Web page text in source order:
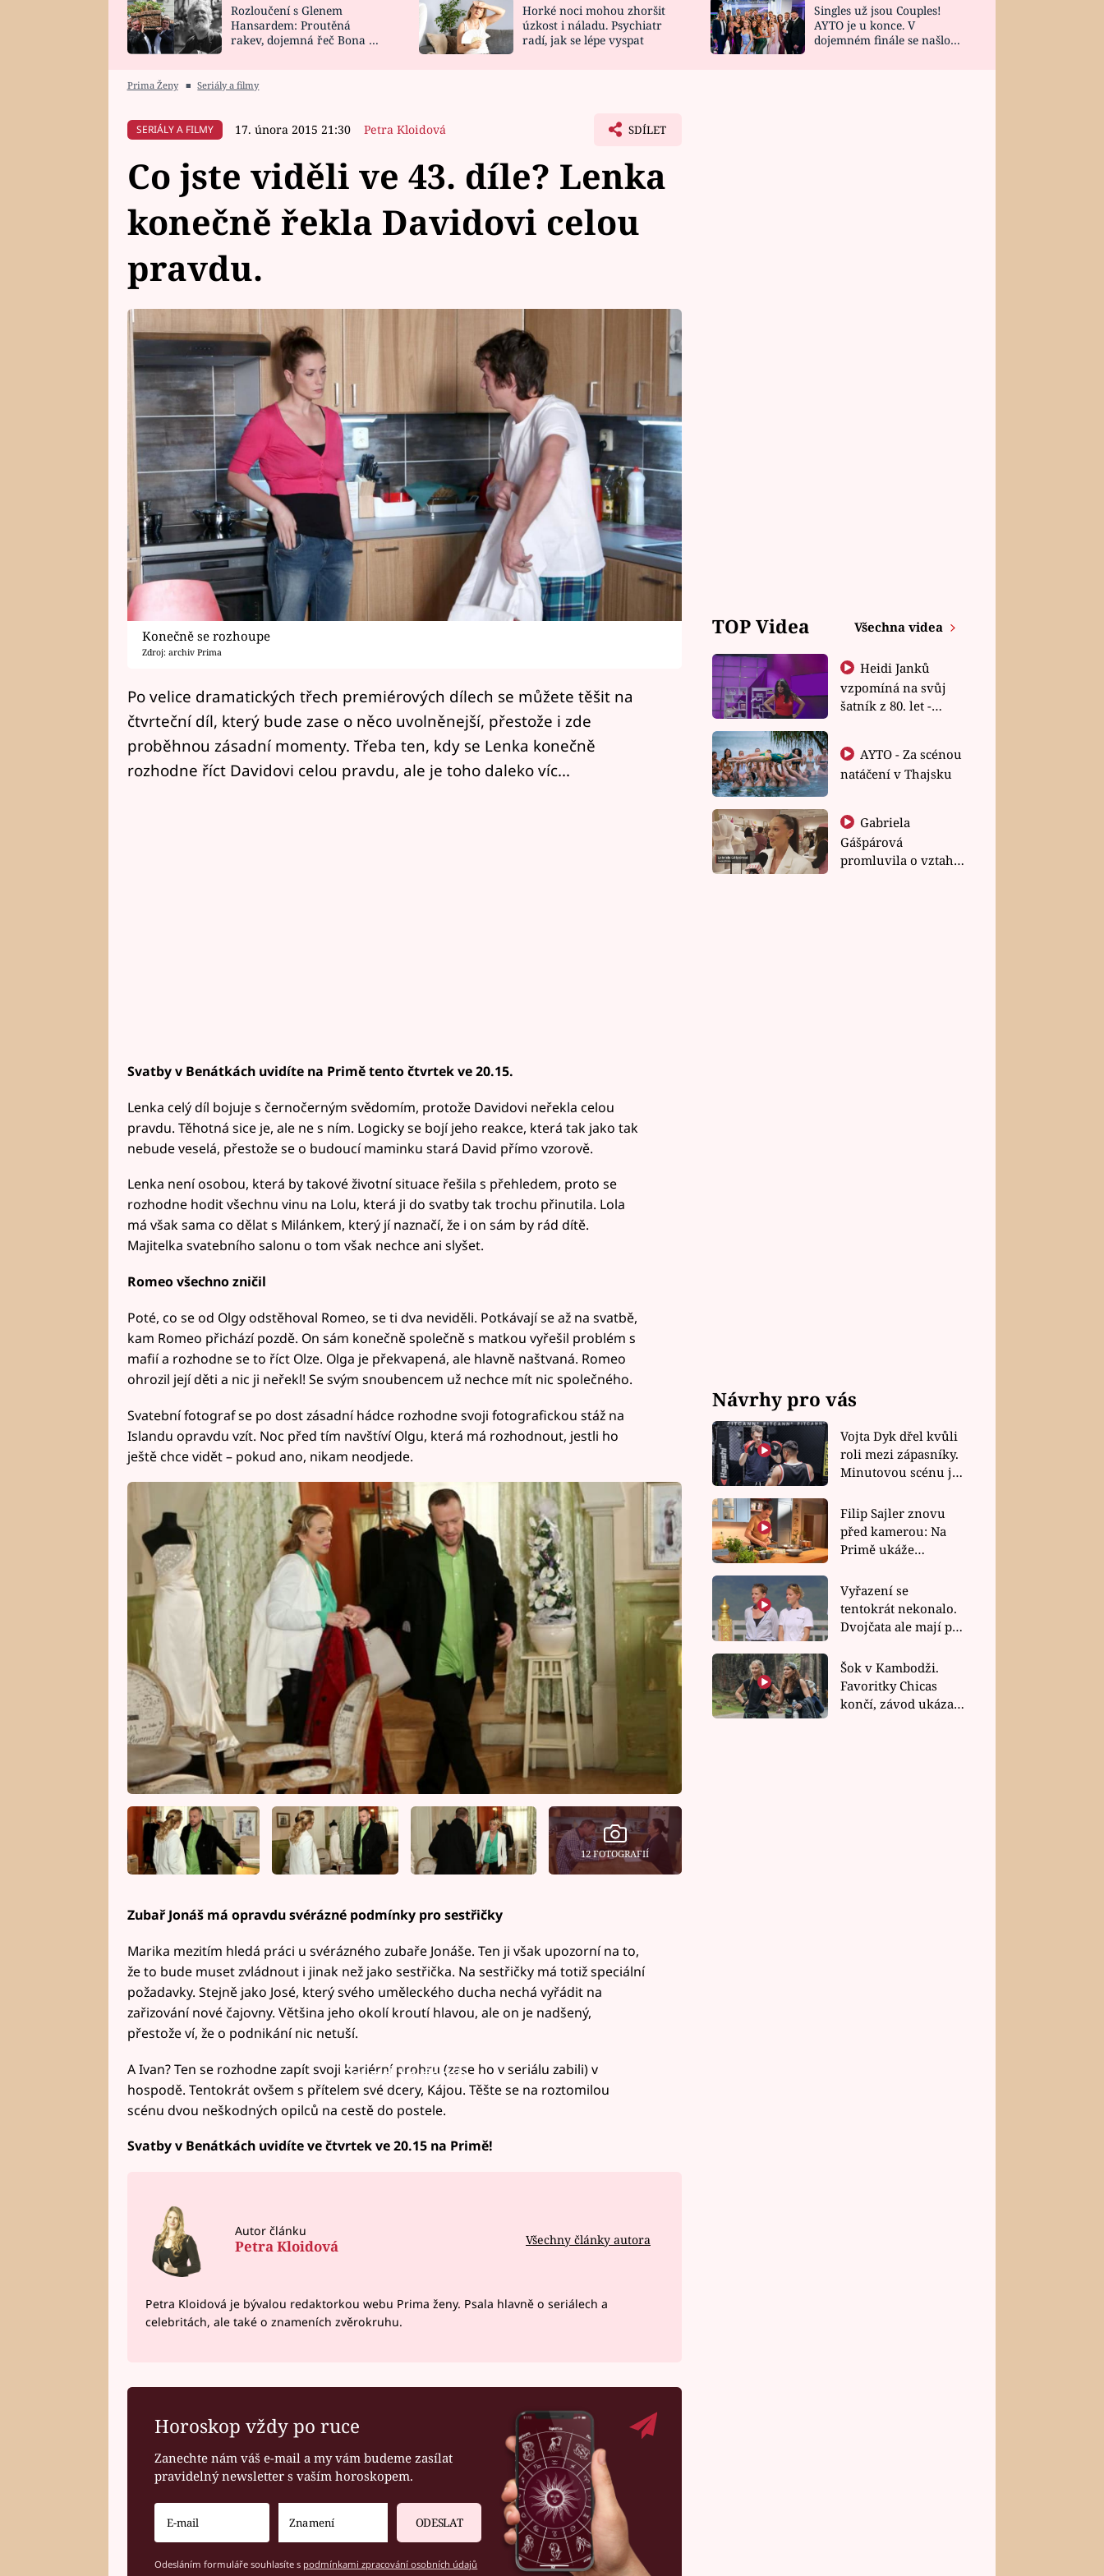
HOROSKOP NA
CELEBRITY
VAŘENÍ
NOVINKY
VIDEORECEPTY
ZAHRADA
DESIGN
Rozloučení s Glenem
Hansardem: Proutěná
rakev, dojemná řeč Bona a
Horké noci mohou zhoršit
úzkost i náladu. Psychiatr
radí, jak se lépe vyspat
Singles už jsou Couples!
AYTO je u konce. V
dojemném finále se našlo
Prima Ženy ■ Seriály a filmy
SERIÁLY A FILMY 17. února 2015 21:30 Petra Kloidová SDÍLET
Co jste viděli ve 43. díle? Lenka
konečně řekla Davidovi celou
pravdu.
Konečně se rozhoupe
Zdroj: archiv Prima
Po velice dramatických třech premiérových dílech se můžete těšit na
čtvrteční díl, který bude zase o něco uvolněnejší, přestože i zde
proběhnou zásadní momenty. Třeba ten, kdy se Lenka konečně
rozhodne říct Davidovi celou pravdu, ale je toho daleko víc...
Svatby v Benátkách uvidíte na Primě tento čtvrtek ve 20.15.
Lenka celý díl bojuje s černočerným svědomím, protože Davidovi neřekla celou
pravdu. Těhotná sice je, ale ne s ním. Logicky se bojí jeho reakce, která tak jako tak
nebude veselá, přestože se o budoucí maminku stará David přímo vzorově.
Lenka není osobou, která by takové životní situace řešila s přehledem, proto se
rozhodne hodit všechnu vinu na Lolu, která ji do svatby tak trochu přinutila. Lola
má však sama co dělat s Milánkem, který jí naznačí, že i on sám by rád dítě.
Majitelka svatebního salonu o tom však nechce ani slyšet.
Romeo všechno zničil
Poté, co se od Olgy odstěhoval Romeo, se ti dva neviděli. Potkávají se až na svatbě,
kam Romeo přichází pozdě. On sám konečně společně s matkou vyřešil problém s
mafií a rozhodne se to říct Olze. Olga je překvapená, ale hlavně naštvaná. Romeo
ohrozil její děti a nic ji neřekl! Se svým snoubencem už nechce mít nic společného.
Svatební fotograf se po dost zásadní hádce rozhodne svoji fotografickou stáž na
Islandu opravdu vzít. Noc před tím navštíví Olgu, která má rozhodnout, jestli ho
ještě chce vidět – pokud ano, nikam neodjede.
12 FOTOGRAFIÍ
Zubař Jonáš má opravdu svérázné podmínky pro sestřičky
Marika mezitím hledá práci u svérázného zubaře Jonáše. Ten ji však upozorní na to,
že to bude muset zvládnout i jinak než jako sestřička. Na sestřičky má totiž speciální
požadavky. Stejně jako José, který svého uměleckého ducha nechá vyřádit na
zařizování nové čajovny. Většina jeho okolí kroutí hlavou, ale on je nadšený,
přestože ví, že o podnikání nic netuší.
Failed to fetch
A Ivan? Ten se rozhodne zapít svoji kariérní prohru (zase ho v seriálu zabili) v
hospodě. Tentokrát ovšem s přítelem své dcery, Kájou. Těšte se na roztomilou
scénu dvou neškodných opilců na cestě do postele.
Svatby v Benátkách uvidíte ve čtvrtek ve 20.15 na Primě!
Autor článku
Petra Kloidová Všechny články autora
Petra Kloidová je bývalou redaktorkou webu Prima ženy. Psala hlavně o seriálech a
celebritách, ale také o znameních zvěrokruhu.
Horoskop vždy po ruce
Zanechte nám váš e-mail a my vám budeme zasílat
pravidelný newsletter s vaším horoskopem.
ODESLAT
Odesláním formuláře souhlasíte s podmínkami zpracování osobních údajů
TOP Videa Všechna videa
Heidi Janků
vzpomíná na svůj
šatník z 80. let -
natáčení v Thajsku
Gabriela
Gášpárová
promluvila o vztahu
Návrhy pro vás
Vojta Dyk dřel kvůli
roli mezi zápasníky.
Minutovou scénu jel
Filip Sajler znovu
před kamerou: Na
Primě ukáže
rychlé recepty
Vyřazení se
tentokrát nekonalo.
Dvojčata ale mají po
závodu nůž na krku
Šok v Kambodži.
Favoritky Chicas
končí, závod ukázal